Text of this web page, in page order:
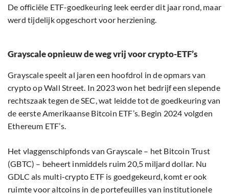
De officiële ETF-goedkeuring leek eerder dit jaar rond, maar
werd tijdelijk opgeschort voor herziening.
Grayscale opnieuw de weg vrij voor crypto-ETF’s
Grayscale speelt al jaren een hoofdrol in de opmars van
crypto op Wall Street. In 2023 won het bedrijf een slepende
rechtszaak tegen de SEC, wat leidde tot de goedkeuring van
de eerste Amerikaanse Bitcoin ETF’s. Begin 2024 volgden
Ethereum ETF’s.
Het vlaggenschipfonds van Grayscale – het Bitcoin Trust
(GBTC) – beheert inmiddels ruim 20,5 miljard dollar. Nu
GDLC als multi-crypto ETF is goedgekeurd, komt er ook
ruimte voor altcoins in de portefeuilles van institutionele